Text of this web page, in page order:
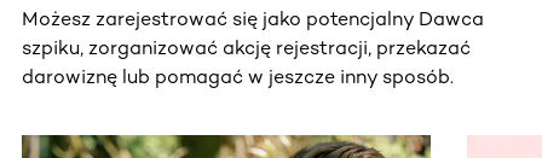
Możesz zarejestrować się jako potencjalny Dawca
szpiku, zorganizować akcję rejestracji, przekazać
darowiznę lub pomagać w jeszcze inny sposób.
Ta sekcja zawiera treści przewijane w poziomie. Użyj